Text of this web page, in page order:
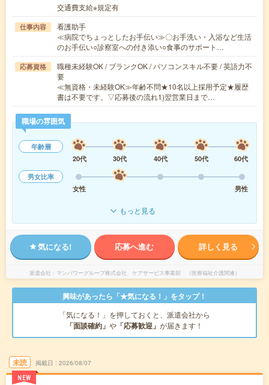
交通費支給※規定有
仕事内容
看護助手
≪病院でちょっとしたお手伝い≫〇お手洗い・入浴など生活
のお手伝い○診察室への付き添い○食事のサポート…
応募資格
職種未経験OK / ブランクOK / パソコンスキル不要 / 英語力不
要
≪無資格・未経験OK≫年齢不問★10名以上採用予定★履歴
書は不要です。▽応募後の流れ1)翌営業日まで…
職場の雰囲気
年齢層
20代
30代 40代 50代
60代
男女比率
女性
男性
もっと見る
気になる! 応募へ進む 詳しく見る
派遣会社 マンパワーグループ株式会社 ケアサービス事業部 （医療福祉介護関連）
興味があったら「★気になる！」をタップ！
「気になる！」を押しておくと、派遣会社から
「面談確約」 や 「応募歓迎」 が届きます！
未読
NEW
掲載日 2026/08/07